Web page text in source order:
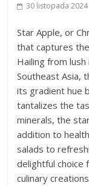
30 listopada 2024
Star Apple, or
that captures
Hailing from
Southeast Asia,
its gradient hue
tantalizes the
minerals, the
addition to
salads to
delightful choice
culinary